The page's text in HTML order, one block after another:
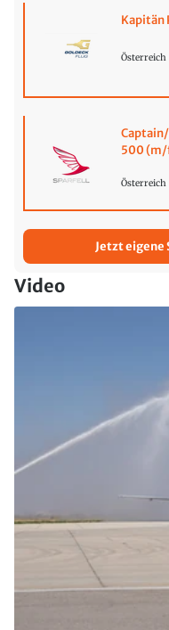
Kapitän
Österreich
500
Österreich
Jetzt eigene
Video